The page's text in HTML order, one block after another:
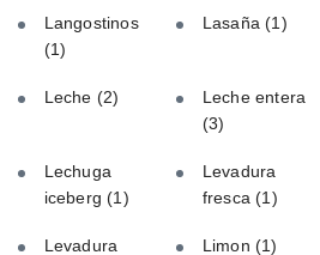
Langostinos
(1)
Lasaña(1)
Leche (2)
Leche entera
(3)
Lechuga
iceberg(1)
Levadura
fresca(1)
Levadura
Limon (1)